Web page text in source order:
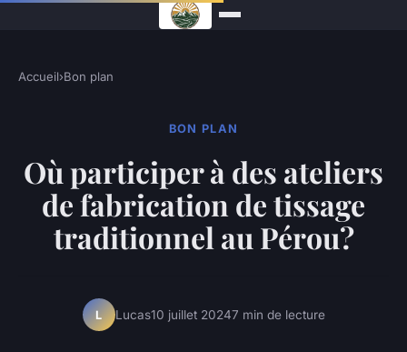
Accueil›Bon plan
BON PLAN
Où participer à des ateliers
de fabrication de tissage
traditionnel au Pérou?
L Lucas10 juillet 20247 min de lecture